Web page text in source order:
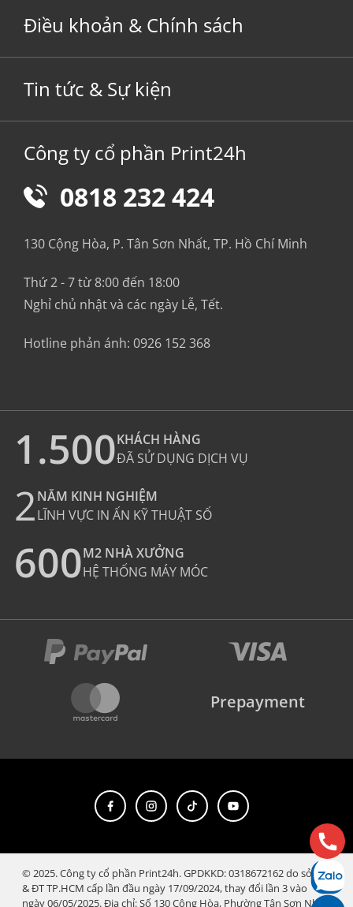
Điều khoản & Chính sách
Tin tức & Sự kiện
Công ty cổ phần Print24h
0818 232 424
130 Cộng Hòa, P. Tân Sơn Nhất, TP. Hồ Chí Minh
Thứ 2 - 7 từ 8:00 đến 18:00
Nghỉ chủ nhật và các ngày Lễ, Tết.
Hotline phản ánh: 0926 152 368
1.500KHÁCH HÀNG
ĐÃ SỬ DỤNG DỊCH VỤ
2NĂM KINH NGHIỆM
LĨNH VỰC IN ẤN KỸ THUẬT SỐ
600M2 NHÀ XƯỞNG
HỆ THỐNG MÁY MÓC
Prepayment
© 2025. Công ty cổ phần Print24h. GPDKKD: 0318672162 do sở KH
& ĐT TP.HCM cấp lần đầu ngày 17/09/2024, thay đổi lần 3 vào
ngày 06/05/2025. Địa chỉ: Số 130 Cộng Hòa, Phường Tân Sơn Nhất,